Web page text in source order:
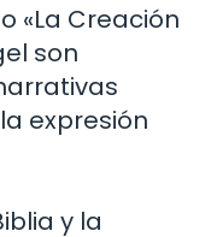
«La Creación
son
expresión
y la